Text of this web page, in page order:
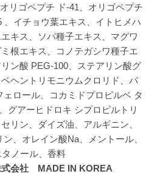
リゴペプチ ド-41、オリゴペプチ
、イチョウ葉エキス、イトヒメハ
キス、ソバ種子エキス、マグワ
根エキス、コノテガシワ種子エ
ン酸 PEG-100、ステアリン酸グ
ヘントリモニウムクロリド、パ
ロール、コカミドプロピルベ タ
グアーヒドロキ シプロピルトリ
リン、ダイズ油、アルギニン、
、オレイン酸Na、メントール、
ノール、香料
式会社 MADE IN KOREA